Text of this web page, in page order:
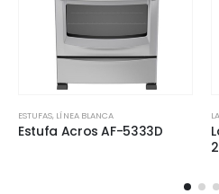
ESTUFAS, LÍNEA BLANCA
Estufa Acros AF-5333D